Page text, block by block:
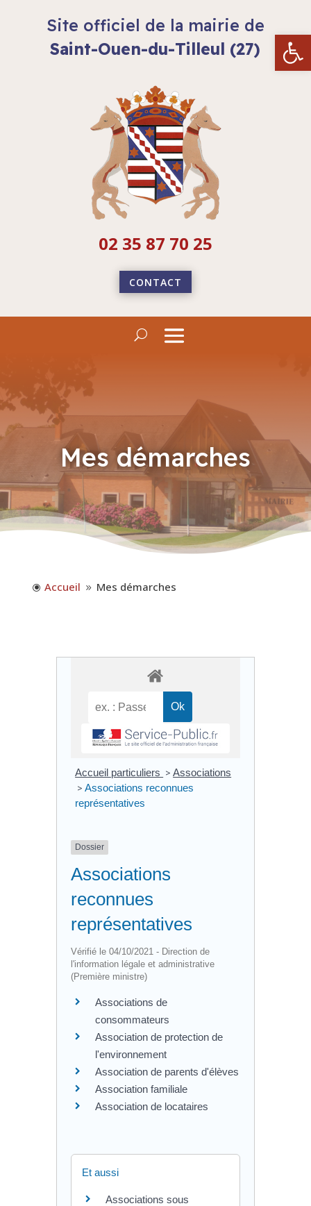
Ouvrir
Site officiel de la mairie de
Saint-Ouen-du-Tilleul (27)
02 35 87 70 25
CONTACT
Mes démarches
\ Accueil 9 Mes démarches
Accueil particuliers > Associations
> Associations reconnues
représentatives
Dossier
Associations
reconnues
représentatives
Vérifié le 04/10/2021 - Direction de
l'information légale et administrative
(Première ministre)
Associations de
consommateurs
Association de protection de
l'environnement
Association de parents d'élèves
Association familiale
Association de locataires
Et aussi
Associations sous